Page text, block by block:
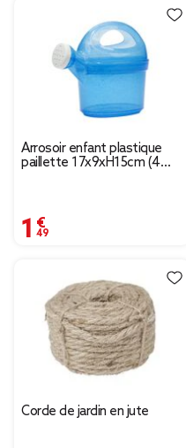
Arrosoir enfant plastique
paillette 17x9xH15cm (4
1,49 €
Corde de jardin en jute